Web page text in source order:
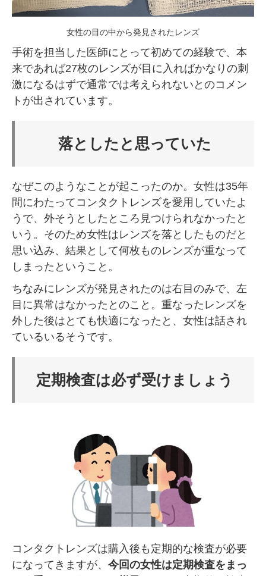
女性の目の中から発見されたレンズ
手術を担当した医師にとって初めての経験で、本
来であれば27枚のレンズが目に入ればかなりの刺
激になるはずで通常では考えられないとのコメン
トが出されています。
落としたと思っていた
なぜこのようなことが起こったのか。女性は35年
間にわたってコンタクトレンズを愛用していたよ
うで、外そうとしたところ見つけられなかったと
いう。そのため女性はレンズを落としたものだと
思い込み、結果として何枚ものレンズが重なって
しまったということ。
ちなみにレンズが発見されたのは右目のみで、左
目に異常はなかったとのこと。重なったレンズを
外した後はとても快適になったと、女性は話され
ているいるそうです。
定期検査は必ず受けましょう
コンタクトレンズは購入後も定期的な検査が必要
になってきますが、 今回の女性は定期検査をまっ